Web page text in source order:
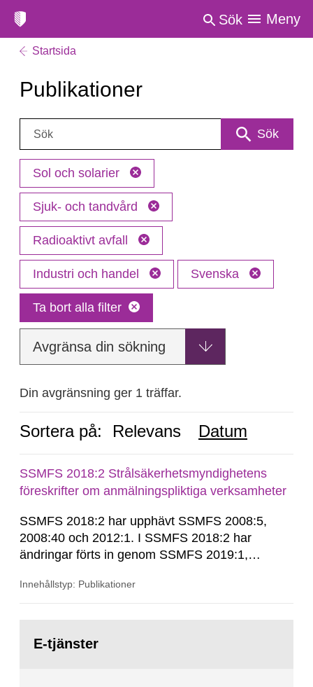
Sök Meny
Startsida
Publikationer
Sök: Sök
Sol och solarier
Sjuk- och tandvård
Radioaktivt avfall
Industri och handel Svenska
Ta bort alla filter
Avgränsa din sökning
Din avgränsning ger 1 träffar.
Sortera på: Relevans Datum
SSMFS 2018:2 Strålsäkerhetsmyndighetens
föreskrifter om anmälningspliktiga verksamheter
SSMFS 2018:2 har upphävt SSMFS 2008:5,
2008:40 och 2012:1. I SSMFS 2018:2 har
ändringar förts in genom SSMFS 2019:1,
Innehållstyp: Publikationer
sida:E-tjänster